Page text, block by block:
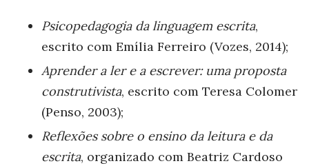
Psicopedagogia da linguagem escrita,
escrito com Emília Ferreiro (Vozes, 2014);
Aprender a ler e a escrever: uma proposta
construtivista, escrito com Teresa Colomer
(Penso, 2003);
Reflexões sobre o ensino da leitura e da
escrita, organizado com Beatriz Cardoso